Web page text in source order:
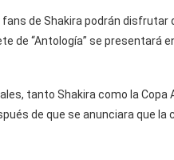
de Shakira podrán
de “Antología” se presentará
tanto Shakira como la
de que se anunciara que la